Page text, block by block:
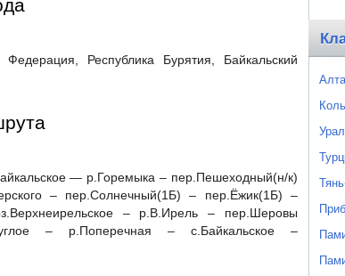
Республика Бурятия, Байкальский
— р.Горемыка – пер.Пешеходный(н/к)
– пер.Солнечный(1Б) – пер.Ёжик(1Б) –
– р.В.Ирель – пер.Шеровы
– р.Поперечная – с.Байкальское –
Урал